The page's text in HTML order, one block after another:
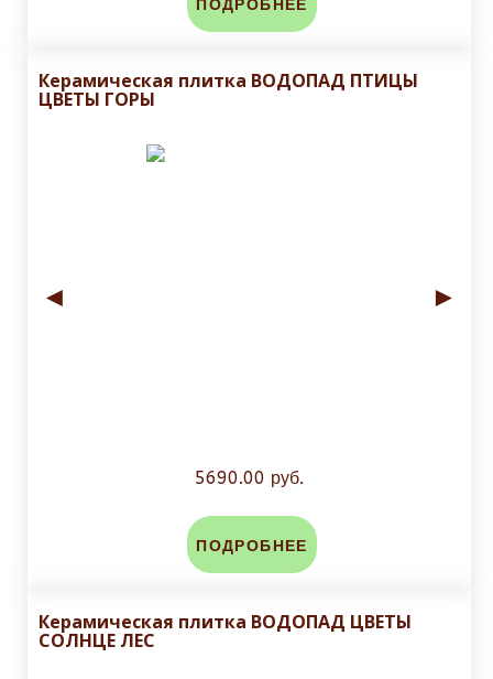
ПОДРОБНЕЕ
Керамическая плитка ВОДОПАД ПТИЦЫ
ЦВЕТЫ ГОРЫ
◄ ►
5690.00 руб.
ПОДРОБНЕЕ
Керамическая плитка ВОДОПАД ЦВЕТЫ
СОЛНЦЕ ЛЕС